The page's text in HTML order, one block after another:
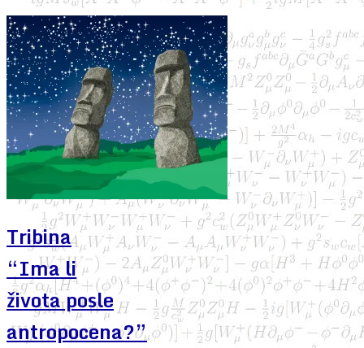
Tribina
“Ima li
života posle
antropocena?”